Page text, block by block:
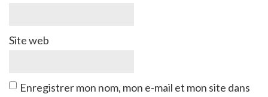
Site web
Enregistrer mon nom, mon e-mail et mon site dans